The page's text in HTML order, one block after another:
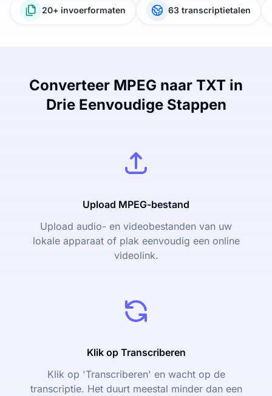
20+ invoerformaten 63 transcriptietalen
Converteer MPEG naar TXT in
Drie Eenvoudige Stappen
Upload MPEG-bestand
Upload audio- en videobestanden van uw
lokale apparaat of plak eenvoudig een online
videolink.
Klik op Transcriberen
Klik op 'Transcriberen' en wacht op de
transcriptie. Het duurt meestal minder dan een